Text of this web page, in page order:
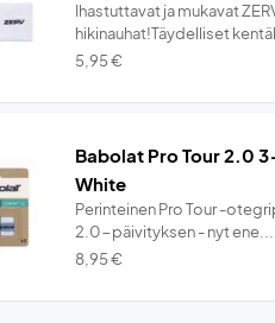
Ihastuttavat ja mukavat
hikinauhat!Täydelliset
5,95€
Babolat Pro Tour 2.0
White
Perinteinen Pro Tour -
2.0-päivityksen - nyt ene...
8,95€